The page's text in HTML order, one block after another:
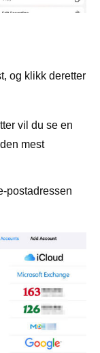
og klikk deretter
vil du se en
mest
postadressen